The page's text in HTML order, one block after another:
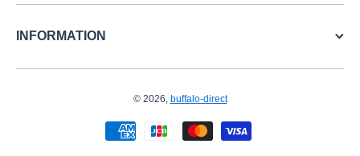
INFORMATION
© 2026, buffalo-direct
お支払い方法